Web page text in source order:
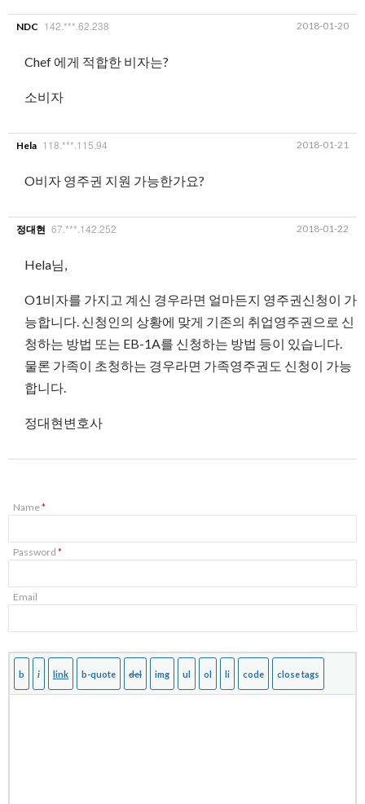
NDC 142.***.62.238 2018-01-20
Chef 에게 적합한 비자는?
소비자
Hela 118.***.115.94 2018-01-21
O비자 영주권 지원 가능한가요?
정대현 67.***.142.252 2018-01-22
Hela님,
O1비자를 가지고 계신 경우라면 얼마든지 영주권신청이 가
능합니다. 신청인의 상황에 맞게 기존의 취업영주권으로 신
청하는 방법 또는 EB-1A를 신청하는 방법 등이 있습니다.
물론 가족이 초청하는 경우라면 가족영주권도 신청이 가능
합니다.
정대현변호사
Name*
Password *
Email